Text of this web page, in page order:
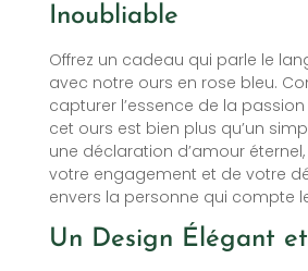
Inoubliable
Offrez un cadeau qui parle le
avec notre ours en rose bleu.
capturer l’essence de la passion
cet ours est bien plus qu’un
une déclaration d’amour
votre engagement et de votre
envers la personne qui compte
Un Design Élégant